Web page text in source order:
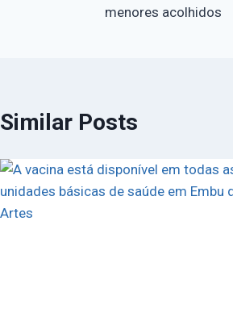
menores acolhidos
Similar Posts